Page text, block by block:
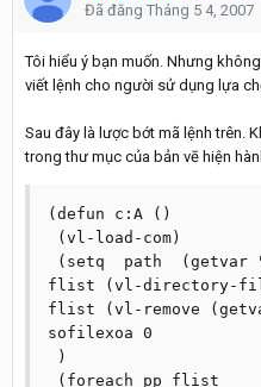
Đã đăng Tháng 5 4, 2007
Tôi hiểu ý bạn muốn. Nhưng
viết lệnh cho người sử dụng lựa
Sau đây là lược bớt mã lệnh trên.
trong thư mục của bản vẽ hiện
(defun c:A ()
flist (vl-directory-
flist (vl-remove
sofilexoa 0